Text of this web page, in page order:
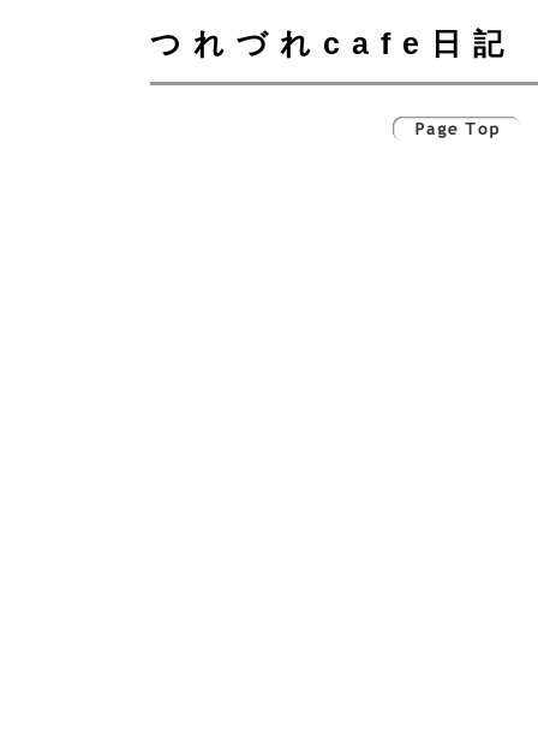
つれづれcafe日記